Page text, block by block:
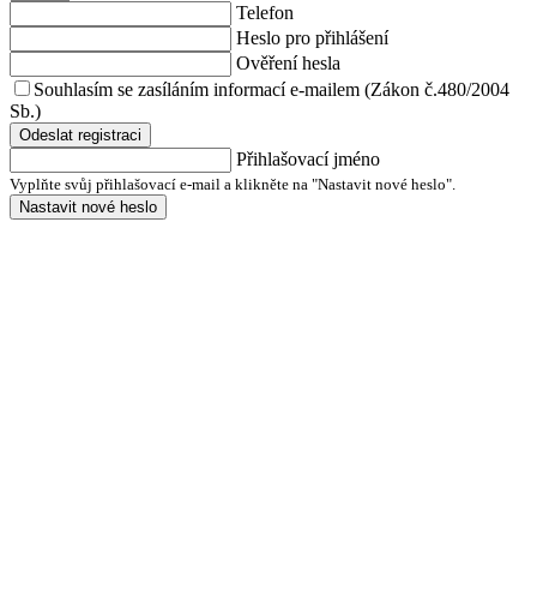
Telefon
Heslo pro přihlášení
Ověření hesla
Souhlasím se zasíláním informací e-mailem (Zákon č.480/2004
Sb.)
Odeslat registraci
Přihlašovací jméno
Vyplňte svůj přihlašovací e-mail a klikněte na "Nastavit nové heslo".
Nastavit nové heslo